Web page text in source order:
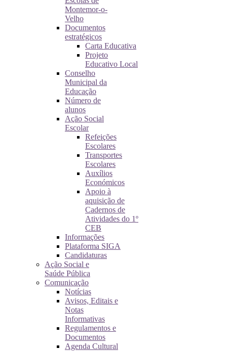
Montemor-o-
Velho
Documentos
estratégicos
Carta Educativa
Projeto
Educativo Local
Conselho
Municipal da
Educação
Número de
alunos
Ação Social
Escolar
Refeições
Escolares
Transportes
Escolares
Auxílios
Económicos
Apoio à
aquisição de
Cadernos de
Atividades do 1º
CEB
Informações
Plataforma SIGA
Candidaturas
Ação Social e
Saúde Pública
Comunicação
Notícias
Avisos, Editais e
Notas
Informativas
Regulamentos e
Documentos
Agenda Cultural